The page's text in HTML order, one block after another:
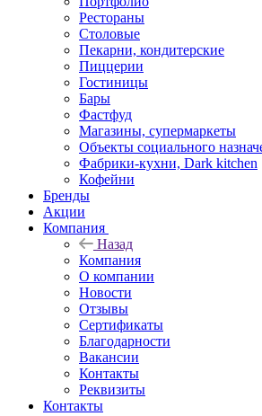
Рестораны
Столовые
Пекарни, кондитерские
Пиццерии
Гостиницы
Бары
Фастфуд
Магазины, супермаркеты
Объекты социального
Фабрики-кухни, Dark kitchen
Кофейни
Бренды
Акции
Компания
Назад
Компания
О компании
Новости
Отзывы
Сертификаты
Благодарности
Вакансии
Контакты
Реквизиты
Контакты